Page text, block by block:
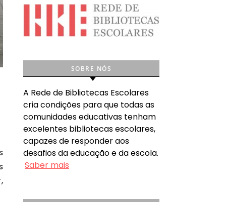
SOBRE NÓS
A Rede de Bibliotecas Escolares
cria condições para que todas as
comunidades educativas tenham
excelentes bibliotecas escolares,
capazes de responder aos
desafios da educação e da escola.
Saber mais